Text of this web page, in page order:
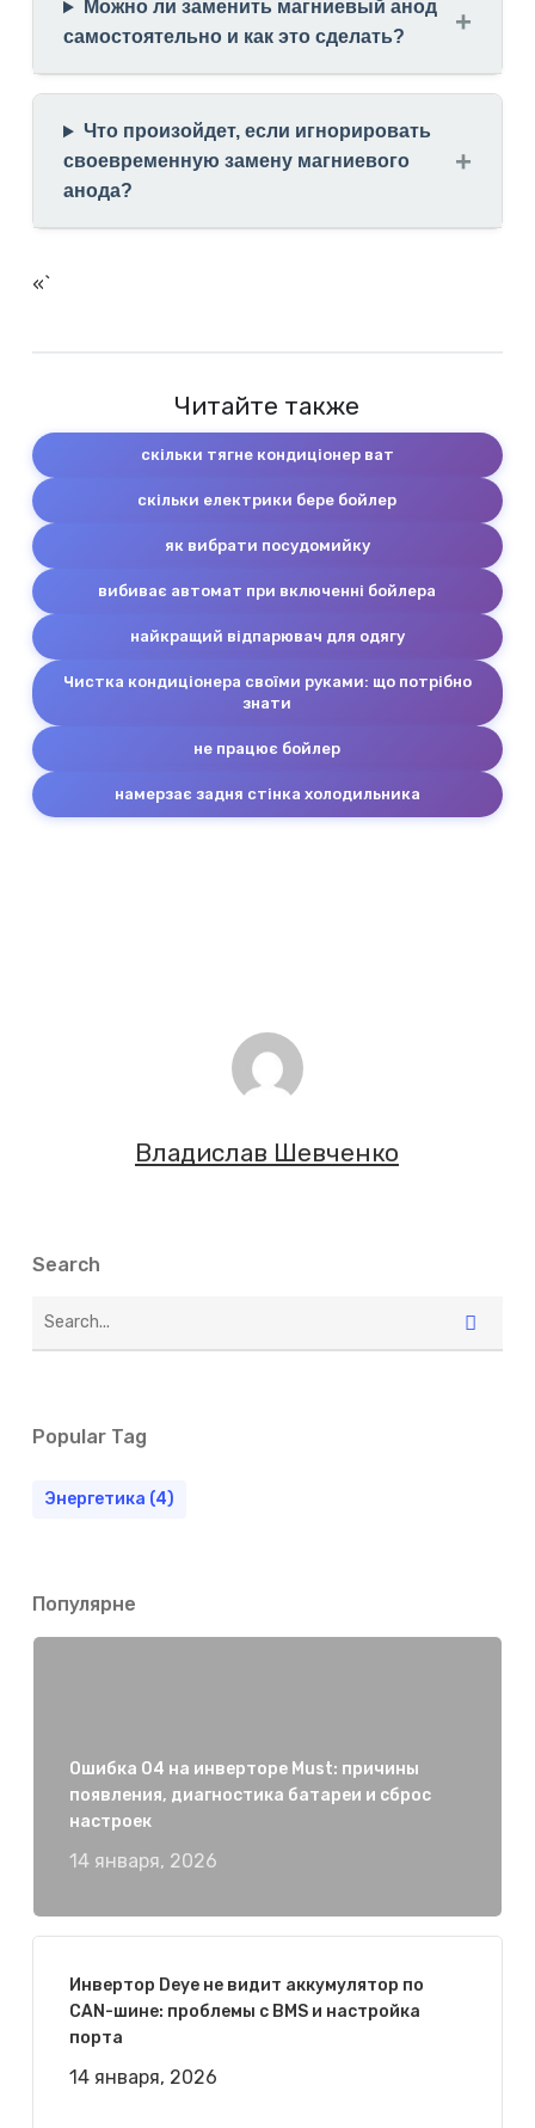
Можно ли заменить магниевый анод
самостоятельно и как это сделать?
Что произойдет, если игнорировать
своевременную замену магниевого
анода?
«`
Читайте также
скільки тягне кондиціонер ват
скільки електрики бере бойлер
як вибрати посудомийку
вибиває автомат при включенні бойлера
найкращий відпарювач для одягу
Чистка кондиціонера своїми руками: що потрібно
знати
не працює бойлер
намерзає задня стінка холодильника
Владислав Шевченко
Search
Popular Tag
Энергетика (4)
Популярне
Ошибка 04 на инверторе Must: причины
появления, диагностика батареи и сброс
настроек
14 января, 2026
Инвертор Deye не видит аккумулятор по
CAN-шине: проблемы с BMS и настройка
порта
14 января, 2026